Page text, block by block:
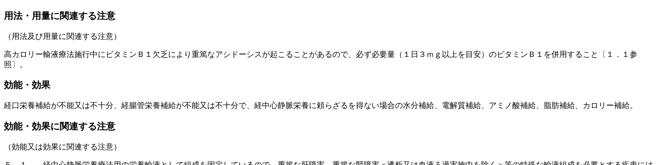
用法・用量に関連する注意
（用法及び用量に関連する注意）
高カロリー輸液療法施行中にビタミンＢ１欠乏により重篤なアシドーシスが起こることがあるので、必ず必要量（１日３ｍｇ以上を目安）のビタミンＢ１を併用すること〔１．１参
照〕。
効能・効果
経口栄養補給が不能又は不十分、経腸管栄養補給が不能又は不十分で、経中心静脈栄養に頼らざるを得ない場合の水分補給、電解質補給、アミノ酸補給、脂肪補給、カロリー補給。
効能・効果に関連する注意
（効能又は効果に関連する注意）